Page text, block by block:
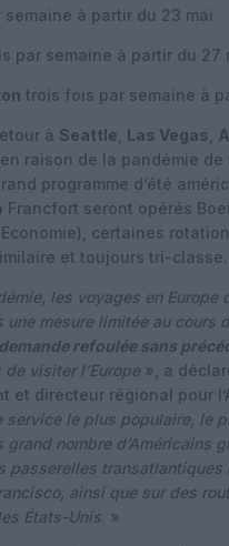
à partir du 23 mai
par semaine à partir du 27
trois fois par semaine à
à Seattle Las Vegas
raison de la pandémie
programme d’été
Francfort seront opérés
certaines
et toujours tri-classe.
les voyages en Europe
mesure limitée au cours
demande refoulée sans
visiter l’Europe », a
et directeur régional pour
service le plus populaire, le
grand nombre d’Américains
passerelles transatlantiques
ainsi que sur des
États-Unis. »